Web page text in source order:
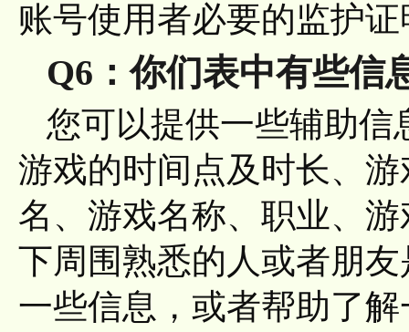
账号使用者必要的监护
Q6：你们表中有些信
您可以提供一些辅助信
游戏的时间点及时长、
名、游戏名称、职业、
下周围熟悉的人或者朋
一些信息，或者帮助了